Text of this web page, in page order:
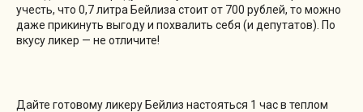
учесть, что 0,7 литра Бейлиза стоит от 700 рублей, то можно
даже прикинуть выгоду и похвалить себя (и депутатов). По
вкусу ликер — не отличите!
Дайте готовому ликеру Бейлиз настояться 1 час в теплом